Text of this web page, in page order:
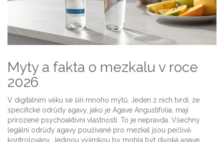
Myty a fakta o mezkalu v roce
2026
V digitálním věku se šíří mnoho mýtů. Jeden z nich tvrdí, že
specifické odrůdy agavy, jako je Agave Angustifolia, mají
přirozené psychoaktivní vlastnosti. To je nepravda. Všechny
legální odrůdy agavy používané pro mezkal jsou pečlivě
kontrolovány. Jedinou výjimkou by mohla být divoká agave,